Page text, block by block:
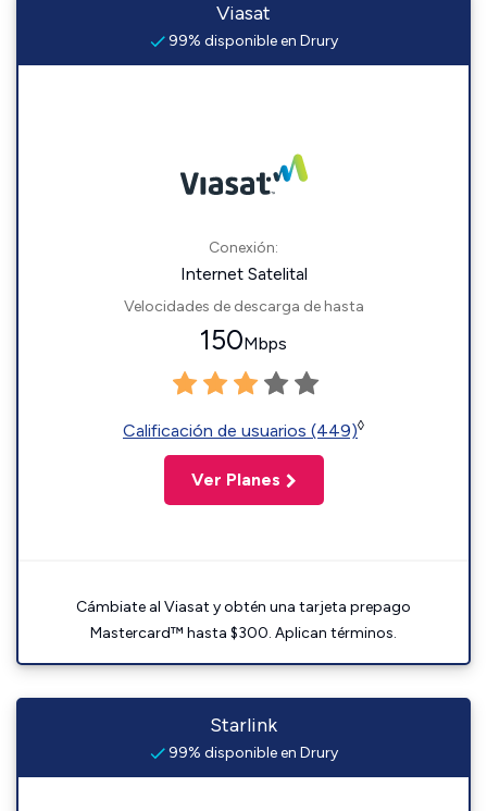
Viasat
99% disponible en Drury
Conexión:
Internet Satelital
Velocidades de descarga de hasta
150Mbps
Calificación de usuarios (449)◊
Ver Planes
Cámbiate al Viasat y obtén una tarjeta prepago
Mastercard™ hasta $300. Aplican términos.
Starlink
99% disponible en Drury